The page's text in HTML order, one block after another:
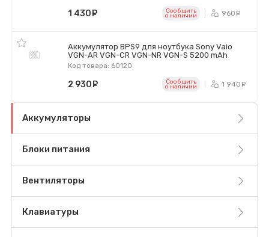
1 430 Сообщить
o наличии 960
Аккумулятор BPS9 для ноутбука Sony Vaio
VGN-AR VGN-CR VGN-NR VGN-S 5200 mAh
Код товара: 60120
2 930 Сообщить
o наличии 1 940
Аккумуляторы
Блоки питания
Вентиляторы
Клавиатуры